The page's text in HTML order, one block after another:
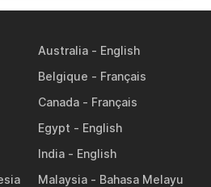
Australia
Belgique
Canada
Egypt
India
Malaysia